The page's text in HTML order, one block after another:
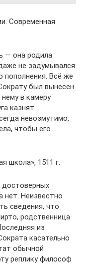
Современная
— она родила
не задумывался
пополнения. Всё же
был вынесен
в камеру
казнят
невозмутимо,
чтобы его
школа», 1511 г.
достоверных
нет. Неизвестно
сведения, что
родственница
из
касательно
обычной
реплику философ